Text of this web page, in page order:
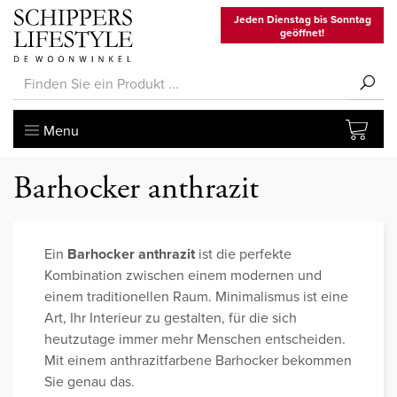
Jeden Dienstag bis Sonntag
geöffnet!
Menu
Barhocker anthrazit
Ein Barhocker anthrazit ist die perfekte
Kombination zwischen einem modernen und
einem traditionellen Raum. Minimalismus ist eine
Art, Ihr Interieur zu gestalten, für die sich
heutzutage immer mehr Menschen entscheiden.
Mit einem anthrazitfarbene Barhocker bekommen
Sie genau das.